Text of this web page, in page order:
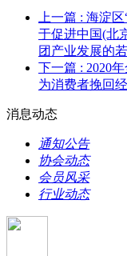
上一篇 : 海淀
于促进中国(北
团产业发展的
下一篇 : 2020
为消费者挽回
消息动态
通知公告
协会动态
会员风采
行业动态